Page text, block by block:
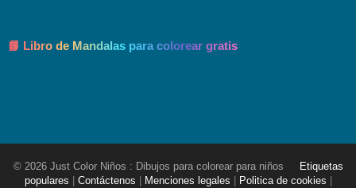
📘 Libro de Mandalas para colorear gratis
© 2026 Just Color Niños : Dibujos para colorear para niños
Etiquetas
populares
Contáctenos Menciones legales Politica de cookies